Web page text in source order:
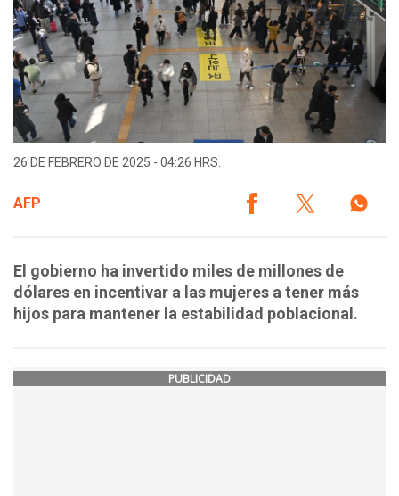
26 DE FEBRERO DE 2025 - 04:26 HRS.
AFP
El gobierno ha invertido miles de millones de
dólares en incentivar a las mujeres a tener más
hijos para mantener la estabilidad poblacional.
PUBLICIDAD